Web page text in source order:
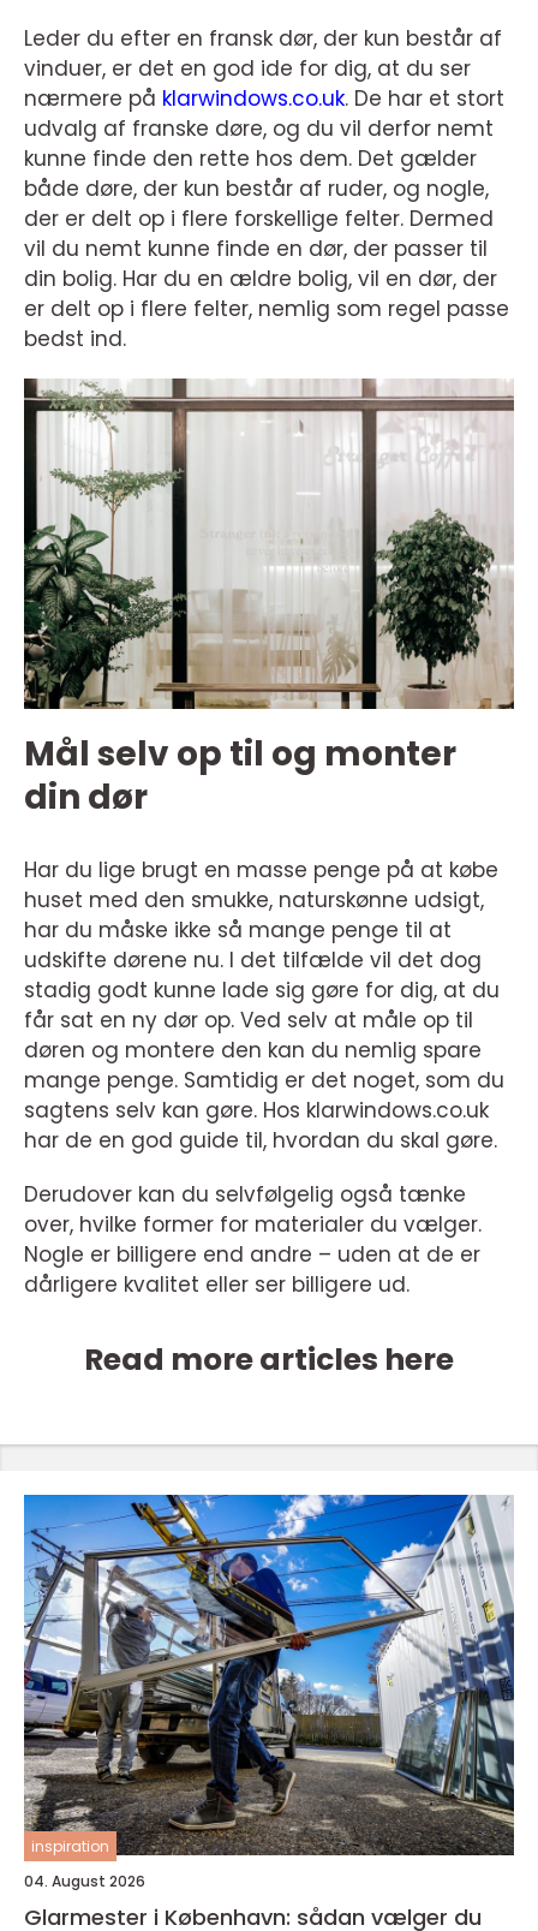
Leder du efter en fransk dør, der kun består af
vinduer, er det en god ide for dig, at du ser
nærmere på klarwindows.co.uk. De har et stort
udvalg af franske døre, og du vil derfor nemt
kunne finde den rette hos dem. Det gælder
både døre, der kun består af ruder, og nogle,
der er delt op i flere forskellige felter. Dermed
vil du nemt kunne finde en dør, der passer til
din bolig. Har du en ældre bolig, vil en dør, der
er delt op i flere felter, nemlig som regel passe
bedst ind.
Mål selv op til og monter
din dør
Har du lige brugt en masse penge på at købe
huset med den smukke, naturskønne udsigt,
har du måske ikke så mange penge til at
udskifte dørene nu. I det tilfælde vil det dog
stadig godt kunne lade sig gøre for dig, at du
får sat en ny dør op. Ved selv at måle op til
døren og montere den kan du nemlig spare
mange penge. Samtidig er det noget, som du
sagtens selv kan gøre. Hos klarwindows.co.uk
har de en god guide til, hvordan du skal gøre.
Derudover kan du selvfølgelig også tænke
over, hvilke former for materialer du vælger.
Nogle er billigere end andre – uden at de er
dårligere kvalitet eller ser billigere ud.
Read more articles here
inspiration
04. August 2026
Glarmester i København: sådan vælger du